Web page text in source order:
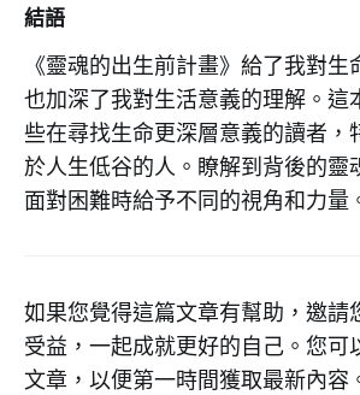
結語
《靈魂的出生前計畫》給了我對生
也加深了我對生活意義的理解。這
些在尋找生命更深層意義的讀者，
於人生低谷的人。瞭解到背後的靈
面對困難時給予不同的視角和力量
如果您覺得這篇文章有幫助，邀請
受益，一起成就更好的自己。您可
文章，以便第一時間獲取最新內容